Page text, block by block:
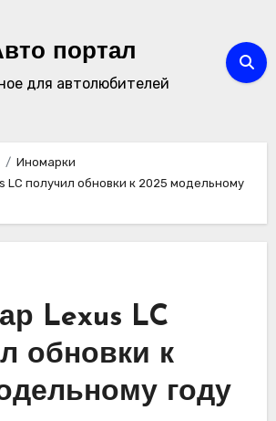
портал
для автолюбителей
Иномарки
LC получил обновки к 2025 модельному
Lexus LC
обновки к
году